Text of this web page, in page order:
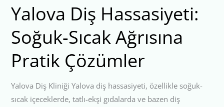
Yalova Diş Hassasiyeti:
Soğuk-Sıcak Ağrısına
Pratik Çözümler
Yalova Diş Kliniği Yalova diş hassasiyeti, özellikle soğuk-
sıcak içeceklerde, tatlı-ekşi gıdalarda ve bazen diş